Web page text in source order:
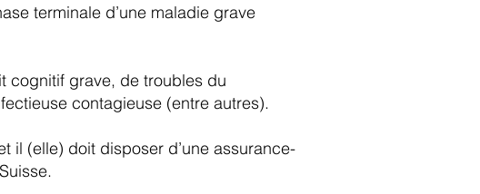
terminale d’une maladie grave
cognitif grave, de troubles du
contagieuse (entre autres).
il (elle) doit disposer d’une assurance-